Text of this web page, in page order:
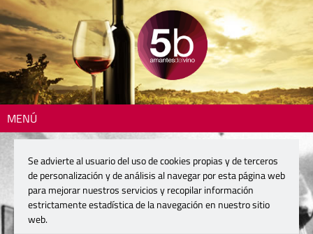
MENÚ
Se advierte al usuario del uso de cookies propias y de terceros
de personalización y de análisis al navegar por esta página web
para mejorar nuestros servicios y recopilar información
estrictamente estadística de la navegación en nuestro sitio
web.